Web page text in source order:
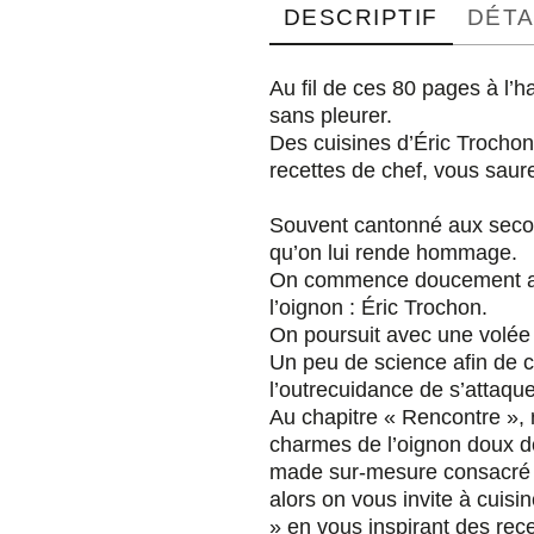
DESCRIPTIF
Au fil de ces 80 pages à
sans pleurer.
Des cuisines d’Éric
recettes de chef, vous
Souvent cantonné aux
qu’on lui rende hommage.
On commence doucement
l’oignon : Éric Trochon.
On poursuit avec une
Un peu de science afin de
l’outrecuidance de
Au chapitre « Rencontre
charmes de l’oignon doux
made sur-mesure
alors on vous invite à
» en vous inspirant des